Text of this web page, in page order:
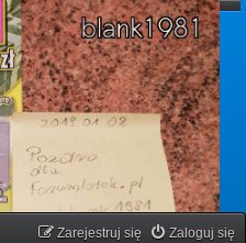
Zaloguj się
Zarejestruj się